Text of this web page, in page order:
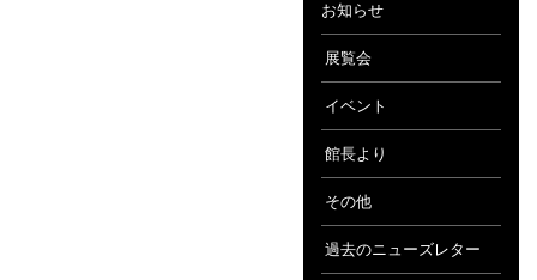
お知らせ
展覧会
イベント
館長より
その他
過去のニューズレター